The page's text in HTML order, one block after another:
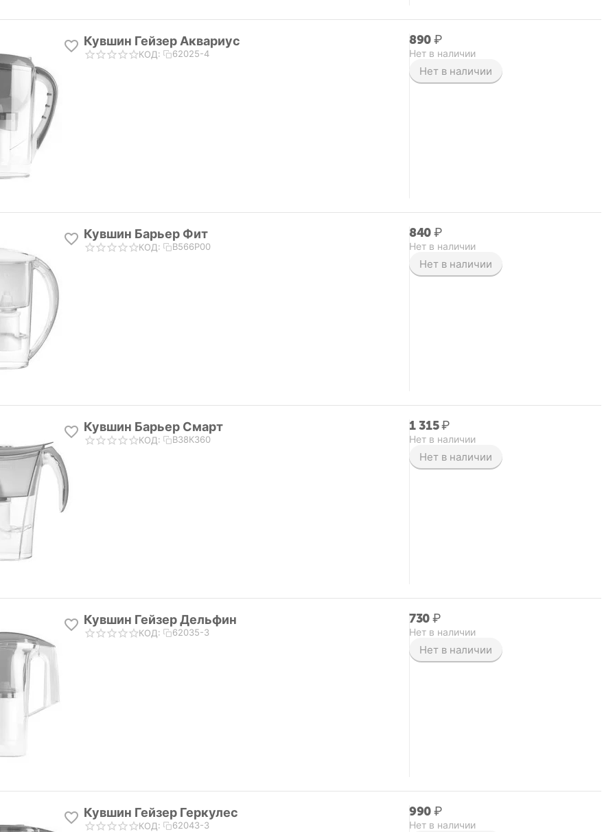
Кувшин Гейзер Аквариус
КОД: 62025-4
‍890‍₽
Нет в наличии
Нет в наличии
Кувшин Барьер Фит
КОД: В566Р00
‍840‍₽
Нет в наличии
Нет в наличии
Кувшин Барьер Смарт
КОД: В38КЗ60
1 315₽
Нет в наличии
Нет в наличии
Кувшин Гейзер Дельфин
КОД: 62035-3
‍730‍₽
Нет в наличии
Нет в наличии
Кувшин Гейзер Геркулес
КОД: 62043-3
‍990‍₽
Нет в наличии